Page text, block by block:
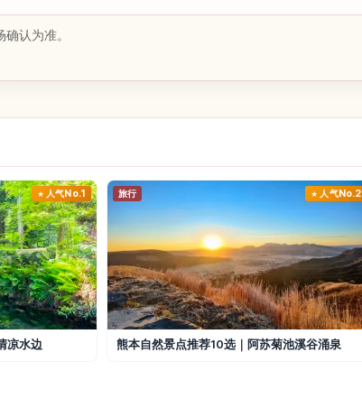
认为准。
人气No.1
凉水边
旅行 人气No.2
熊本自然景点推荐10选｜阿苏菊池溪谷涌泉